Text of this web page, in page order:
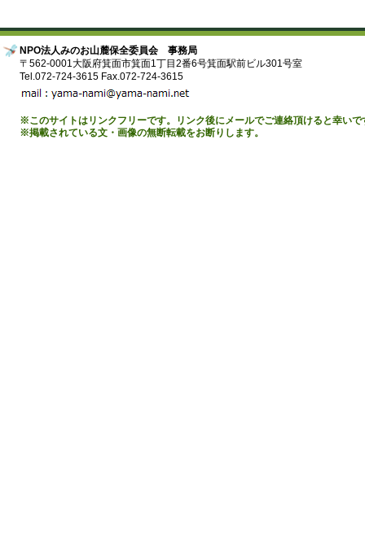
NPO法人みのお山麓保全委員会 事務局
〒562-0001大阪府箕面市箕面1丁目2番6号箕面駅前ビル301号室
Tel.072-724-3615 Fax.072-724-3615
※このサイトはリンクフリーです。リンク後にメールでご連絡頂けると幸いで
※掲載されている文・画像の無断転載をお断りします。